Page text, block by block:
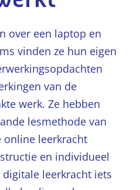
over een laptop en
vinden ze hun eigen
van de
werk. Ze hebben
lesmethode van
online leerkracht
en individueel
leerkracht iets